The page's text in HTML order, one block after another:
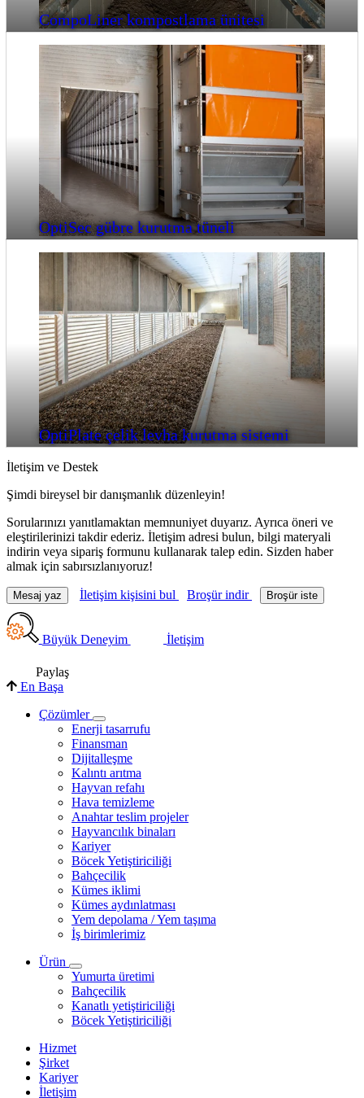
CompoLiner kompostlama ünitesi
OptiSec gübre kurutma tüneli
OptiPlate çelik levha kurutma sistemi
İletişim ve Destek
Şimdi bireysel bir danışmanlık düzenleyin!
Sorularınızı yanıtlamaktan memnuniyet duyarız. Ayrıca öneri ve
eleştirilerinizi takdir ederiz. İletişim adresi bulun, bilgi materyali
indirin veya sipariş formunu kullanarak talep edin. Sizden haber
almak için sabırsızlanıyoruz!
Mesaj yaz İletişim kişisini bul Broşür indir Broşür iste
Büyük Deneyim İletişim
Paylaş
En Başa
Çözümler
Enerji tasarrufu
Finansman
Dijitalleşme
Kalıntı arıtma
Hayvan refahı
Hava temizleme
Anahtar teslim projeler
Hayvancılık binaları
Kariyer
Böcek Yetiştiriciliği
Bahçecilik
Kümes iklimi
Kümes aydınlatması
Yem depolama / Yem taşıma
İş birimlerimiz
Ürün
Yumurta üretimi
Bahçecilik
Kanatlı yetiştiriciliği
Böcek Yetiştiriciliği
Hizmet
Şirket
Kariyer
İletişim